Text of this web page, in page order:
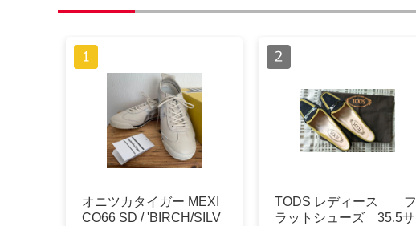
オニツカタイガー MEXI
CO66 SD / 'BIRCH/SILV
TODS レディース フ
ラットシューズ 35.5サ